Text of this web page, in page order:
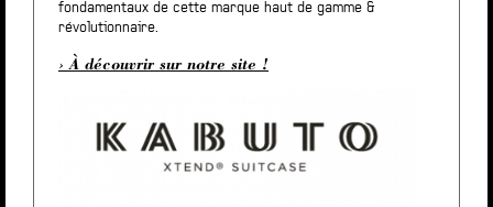
fondamentaux de cette marque haut de gamme &
révolutionnaire.
À découvrir sur notre site !